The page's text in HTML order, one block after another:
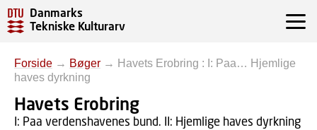
Danmarks
Tekniske Kulturarv
Forside → Bøger → Havets Erobring : I: Paa… Hjemlige
haves dyrkning
Havets Erobring
I: Paa verdenshavenes bund. II: Hjemlige haves dyrkning